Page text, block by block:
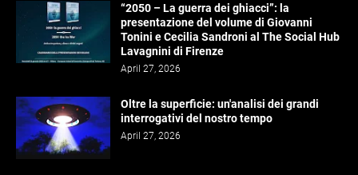
“2050 – La guerra dei ghiacci”: la
presentazione del volume di Giovanni
Tonini e Cecilia Sandroni al The Social Hub
Lavagnini di Firenze
April 27, 2026
Oltre la superficie: un'analisi dei grandi
interrogativi del nostro tempo
April 27, 2026